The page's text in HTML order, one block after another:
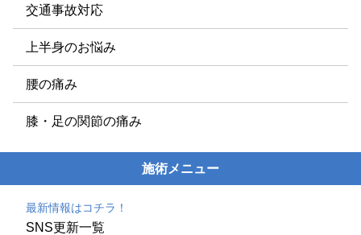
交通事故対応
上半身のお悩み
腰の痛み
膝・足の関節の痛み
施術メニュー
最新情報はコチラ！
SNS更新一覧